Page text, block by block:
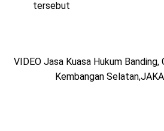
tersebut
VIDEO Jasa Kuasa Hukum
Kembangan